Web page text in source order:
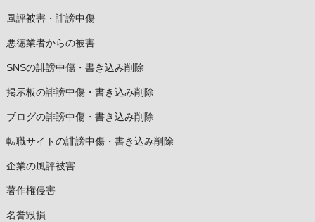
風評被害・誹謗中傷
悪徳業者からの被害
SNSの誹謗中傷・書き込み削除
掲示板の誹謗中傷・書き込み削除
ブログの誹謗中傷・書き込み削除
転職サイトの誹謗中傷・書き込み削除
企業の風評被害
著作権侵害
名誉毀損